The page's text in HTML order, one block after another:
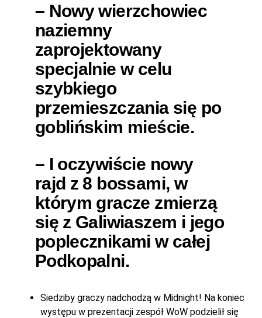
– Nowy wierzchowiec
naziemny
zaprojektowany
specjalnie w celu
szybkiego
przemieszczania się po
goblińskim mieście.
– I oczywiście nowy
rajd z 8 bossami, w
którym gracze zmierzą
się z Galiwiaszem i jego
poplecznikami w całej
Podkopalni.
Siedziby graczy nadchodzą w Midnight! Na koniec
występu w prezentacji zespół WoW podzielił się